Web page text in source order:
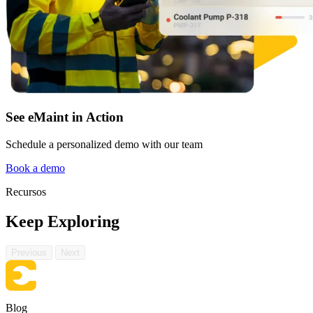
Currículo completo, todos los niveles
SERVICIOS
Servicios de Implementación
Obtenga valor en 30, 60, 90 días
DESTACADO
Centro de Recursos
Busque y filtre todo el contenido que publicamos
Leer más →
See eMaint in Action
Schedule a personalized demo with our team
Book a demo
Recursos
Keep Exploring
Previous Next
Blog